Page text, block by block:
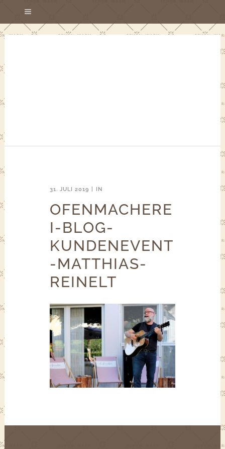
31. JULI 2019 IN
OFENMACHERE
I-BLOG-
KUNDENEVENT
-MATTHIAS-
REINELT